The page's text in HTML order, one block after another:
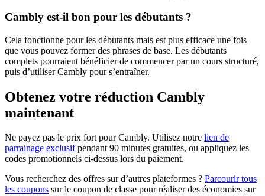
Cambly est-il bon pour les débutants ?
Cela fonctionne pour les débutants mais est plus efficace une fois
que vous pouvez former des phrases de base. Les débutants
complets pourraient bénéficier de commencer par un cours structuré,
puis d’utiliser Cambly pour s’entraîner.
Obtenez votre réduction Cambly
maintenant
Ne payez pas le prix fort pour Cambly. Utilisez notre lien de
parrainage exclusifpendant 90 minutes gratuites, ou appliquez les
codes promotionnels ci-dessus lors du paiement.
Vous recherchez des offres sur d’autres plateformes ? Parcourir tous
les coupons sur le coupon de classe pour réaliser des économies sur